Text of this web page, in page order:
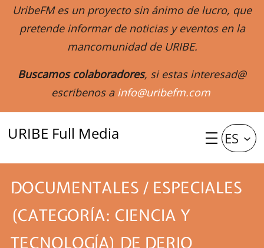
UribeFM es un proyecto sin ánimo de lucro, que
pretende informar de noticias y eventos en la
mancomunidad de URIBE.
Buscamos colaboradores, si estas interesad@
escribenos a info@uribefm.com
URIBE Full Media ES
DOCUMENTALES / ESPECIALES
(CATEGORÍA: CIENCIA Y
TECNOLOGÍA) DE DERIO